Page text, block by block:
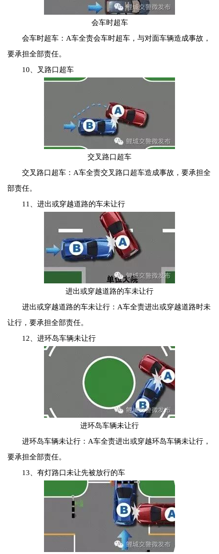
会车时超车
会车时超车：A车全责会车时超车，与对面车辆造成事故，
要承担全部责任。
10、叉路口超车
交叉路口超车
交叉路口超车：A车全责交叉路口超车造成事故，要承担全
部责任。
11、进出或穿越道路的车未让行
进出或穿越道路的车未让行
进出或穿越道路的车未让行：A车全责进出或穿越道路时未
让行，要承担全部责任。
12、进环岛车辆未让行
进环岛车辆未让行
进环岛车辆未让行：A车全责进出或穿越环岛车辆未让行，
要承担全部责任。
13、有灯路口未让先被放行的车